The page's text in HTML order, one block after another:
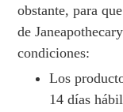
obstante, para
de
condiciones:
Los
14 días